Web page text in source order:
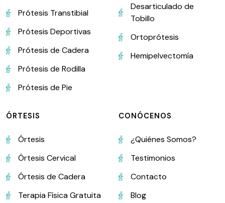
Prótesis Transtibial
Prótesis Deportivas
Prótesis de Cadera
Prótesis de Rodilla
Prótesis de Pie
Desarticulado de
Tobillo
Ortoprótesis
Hemipelvectomía
ÓRTESIS
Órtesis
Órtesis Cervical
Órtesis de Cadera
Terapia Física Gratuita
CONÓCENOS
¿Quiénes Somos?
Testimonios
Contacto
Blog